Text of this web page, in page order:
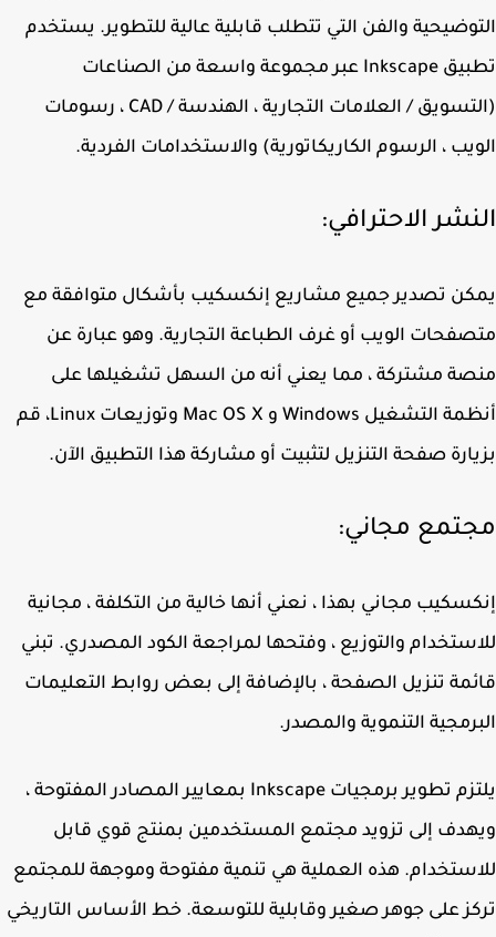
والفن التي تتطلب قابلية عالية للتطوير. يستخدم
تطبيق Inkscape عبر مجموعة واسعة من الصناعات
(التسويق / العلامات التجارية ، الهندسة / CAD ، رسومات
، الرسوم الكاريكاتورية) والاستخدامات الفردية.
الاحترافي:
تصدير جميع مشاريع إنكسكيب بأشكال متوافقة مع
الويب أو غرف الطباعة التجارية. وهو عبارة عن
مشتركة ، مما يعني أنه من السهل تشغيلها على
أنظمة التشغيل Windows و Mac OS X وتوزيعات Linux، قم
صفحة التنزيل لتثبيت أو مشاركة هذا التطبيق الآن.
مجاني:
مجاني بهذا ، نعني أنها خالية من التكلفة ، مجانية
والتوزيع ، وفتحها لمراجعة الكود المصدري. تبني
تنزيل الصفحة ، بالإضافة إلى بعض روابط التعليمات
التنموية والمصدر.
يلتزم تطوير برمجيات Inkscape بمعايير المصادر المفتوحة ،
إلى تزويد مجتمع المستخدمين بمنتج قوي قابل
هذه العملية هي تنمية مفتوحة وموجهة للمجتمع
على جوهر صغير وقابلية للتوسعة. خط الأساس التاريخي